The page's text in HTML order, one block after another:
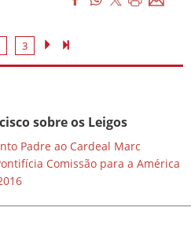
3
sobre os Leigos
Padre ao Cardeal Marc
Comissão para a América